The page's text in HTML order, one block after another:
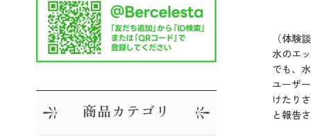
（体験
水のエ
でも、
ユーザ
けたり
と報告
商品カテゴリ